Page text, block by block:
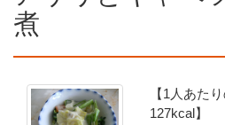
煮
【1人あた
127kcal】